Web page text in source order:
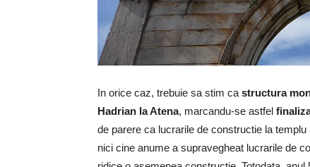
In orice caz, trebuie sa stim ca structura
Hadrian la Atena, marcandu-se astfel
de parere ca lucrarile de constructie la
nici cine anume a supravegheat lucrarile de